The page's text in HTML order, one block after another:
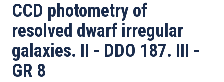
de
ayuda
a
la
CCD photometry of
resolved dwarf irregular
galaxies. II - DDO 187. III -
GR 8